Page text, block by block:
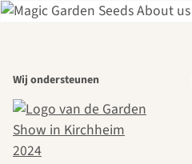
naar
Wij ondersteunen